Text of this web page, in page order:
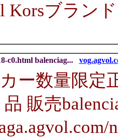
Korsブラン
c0.html balenciag...
ー数量限定
販売